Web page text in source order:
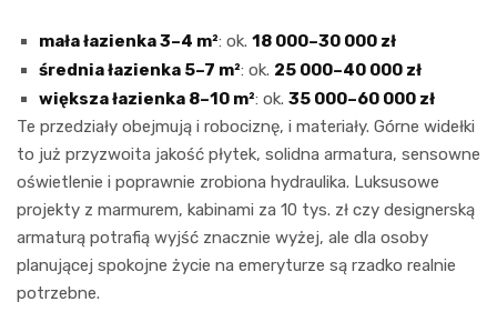
mała łazienka 3–4 m²: ok. 18 000–30 000 zł
średnia łazienka 5–7 m²: ok. 25 000–40 000 zł
większa łazienka 8–10 m²: ok. 35 000–60 000 zł
Te przedziały obejmują i robociznę, i materiały. Górne widełki
to już przyzwoita jakość płytek, solidna armatura, sensowne
oświetlenie i poprawnie zrobiona hydraulika. Luksusowe
projekty z marmurem, kabinami za 10 tys. zł czy designerską
armaturą potrafią wyjść znacznie wyżej, ale dla osoby
planującej spokojne życie na emeryturze są rzadko realnie
potrzebne.